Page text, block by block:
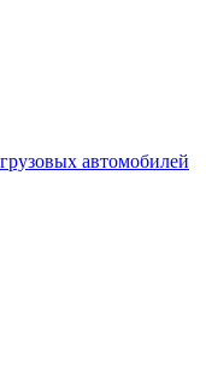
автомобилей